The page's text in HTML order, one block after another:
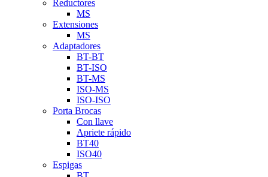
Reductores
MS
Extensiones
MS
Adaptadores
BT-BT
BT-ISO
BT-MS
ISO-MS
ISO-ISO
Porta Brocas
Con llave
Apriete rápido
BT40
ISO40
Espigas